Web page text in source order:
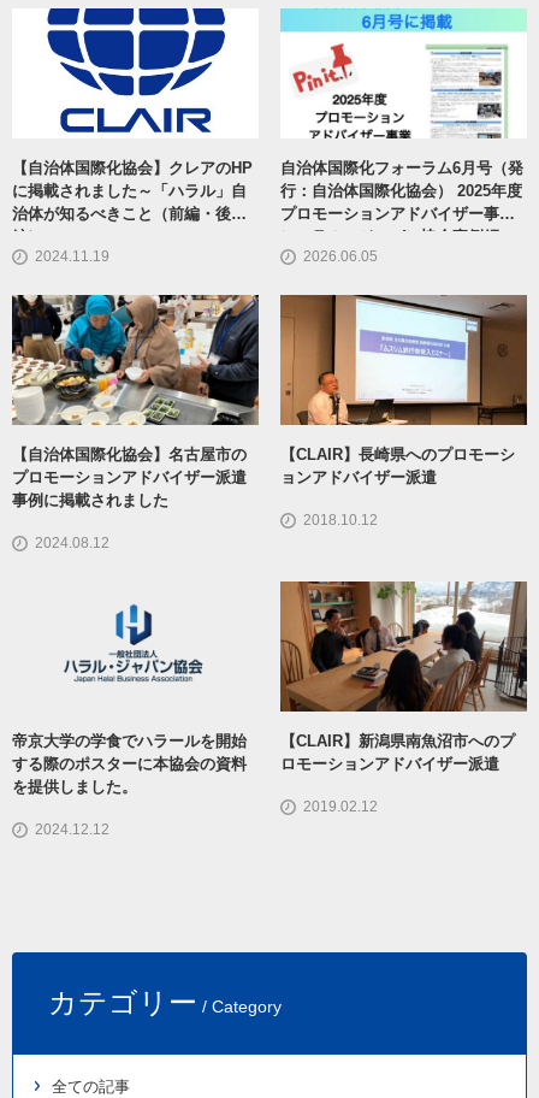
【自治体国際化協会】クレアのHP
に掲載されました～「ハラル」自
治体が知るべきこと（前編・後
編）
2024.11.19
自治体国際化フォーラム6月号（発
行：自治体国際化協会） 2025年度
プロモーションアドバイザー事業
にハラル・ジャパン協会事例紹
介！！2026.06.05
【自治体国際化協会】名古屋市の
プロモーションアドバイザー派遣
事例に掲載されました
2024.08.12
【CLAIR】長崎県へのプロモーシ
ョンアドバイザー派遣
2018.10.12
帝京大学の学食でハラールを開始
する際のポスターに本協会の資料
を提供しました。
2024.12.12
【CLAIR】新潟県南魚沼市へのプ
ロモーションアドバイザー派遣
2019.02.12
カテゴリー / Category
全ての記事